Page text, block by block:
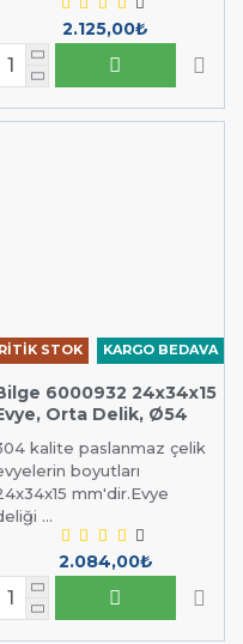
olan Bilge, Kapp
farklılık
veyaeMutfak iletişim
2.125,00₺
KARGO BEDAVA
STOK
6000932 24x34x15
Orta Delik, Ø54
kalite paslanmaz çelik
boyutları
mm'dir.Evye
...
2.084,00₺